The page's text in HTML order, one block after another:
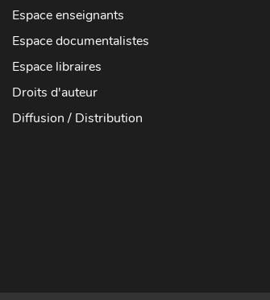
Espace enseignants
Espace documentalistes
Espace libraires
Droits d'auteur
Diffusion / Distribution